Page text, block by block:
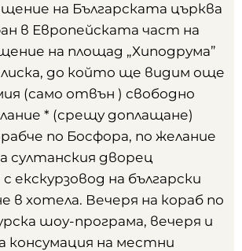
на Българската църква
в Европейската част на
на площад „Хиподрума”
до който ще видим още
(само отвън ) свободно
* (срещу доплащане)
по Босфора, по желание
султанския дворец
с екскурзовод на български
в хотела. Вечеря на кораб по
шоу-програма, вечеря и
консумация на местни